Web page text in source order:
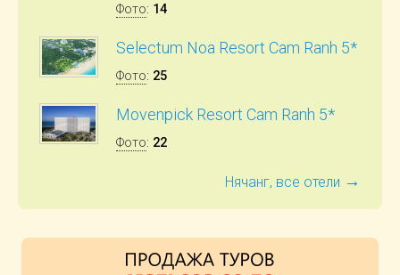
Фото: 14
Selectum Noa Resort Cam Ranh 5*
Фото: 25
Movenpick Resort Cam Ranh 5*
Фото: 22
Нячанг, все отели →